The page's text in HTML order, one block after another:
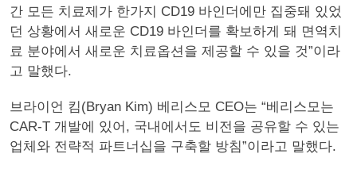
간 모든 치료제가 한가지 CD19 바인더에만 집중돼 있었
던 상황에서 새로운 CD19 바인더를 확보하게 돼 면역치
료 분야에서 새로운 치료옵션을 제공할 수 있을 것”이라
고 말했다.
브라이언 킴(Bryan Kim) 베리스모 CEO는 “베리스모는
CAR-T 개발에 있어, 국내에서도 비전을 공유할 수 있는
업체와 전략적 파트너십을 구축할 방침”이라고 말했다.